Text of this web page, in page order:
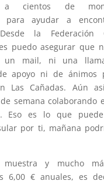
a cientos de
para ayudar a
la Federación
puedo asegurar que
mail, ni una
apoyo ni de ánimos
Las Cañadas. Aún
semana colaborando
Eso es lo que
por ti, mañana
y mucho
6,00 € anuales, es